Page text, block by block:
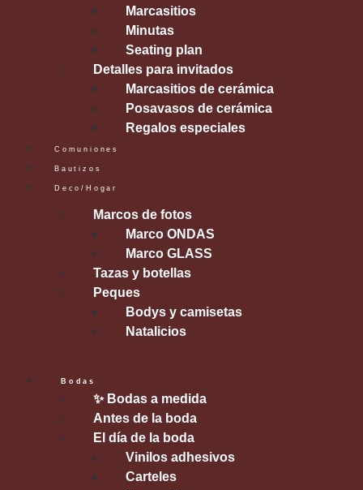
Marcasitios
Minutas
Seating plan
Detalles para invitados
Marcasitios de cerámica
Posavasos de cerámica
Regalos especiales
Comuniones
Bautizos
Deco/Hogar
Marcos de fotos
Marco ONDAS
Marco GLASS
Tazas y botellas
Peques
Bodys y camisetas
Natalicios
Bodas
✨ Bodas a medida
Antes de la boda
El día de la boda
Vinilos adhesivos
Carteles